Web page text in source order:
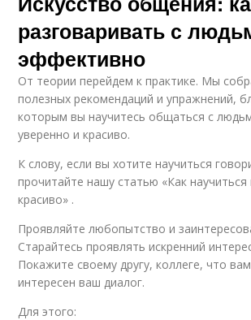
разговаривать с
эффективно
От теории перейдем к практике. Мы
полезных рекомендаций и упражнений,
которым вы научитесь общаться с
уверенно и красиво.
К слову, если вы хотите научиться
прочитайте нашу статью «Как научиться
красиво» .
Проявляйте любопытство и
Старайтесь проявлять искренний
Покажите своему другу, коллеге, что
интересен ваш диалог.
Для этого: